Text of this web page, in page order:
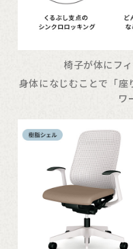
椅子が体にフ
身体になじむことで「座
ワ